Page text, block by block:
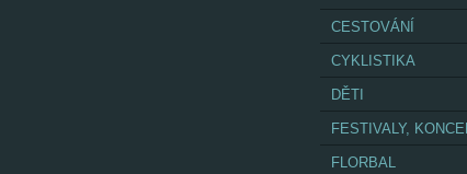
CESTOVÁNÍ
CYKLISTIKA
DĚTI
FESTIVALY,
FLORBAL